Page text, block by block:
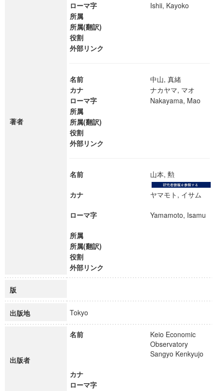
著者
ローマ字
Ishii, Kayoko
所属
所属(翻訳)
役割
外部リンク
名前
中山, 真緒
カナ
ナカヤマ, マオ
ローマ字
Nakayama, Mao
所属
所属(翻訳)
役割
外部リンク
名前 山本, 勲
カナ ヤマモト, イサム
ローマ字 Yamamoto, Isamu
所属
所属(翻訳)
役割
外部リンク
版
出版地 Tokyo
出版者
名前
Keio Economic
Observatory
Sangyo Kenkyujo
カナ
ローマ字